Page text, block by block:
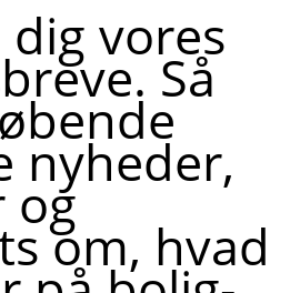
vores
Så
nyheder,
og
om, hvad